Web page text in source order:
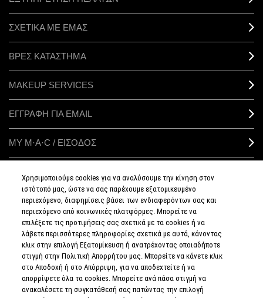
ΣΧΕΤΙΚΑ ΜΕ ΕΜΑΣ
ΒΡΕΣ ΚΑΤΑΣΤΗΜΑ
MAKEUP SERVICES
ΕΓΓΡΑΦΗ ΓΙΑ EMAIL
ΜΥ M·A·C / ΕΙΣΟΔΟΣ
ΣΥΝΔΕΘΕΙΤΕ
ΠΟΛΙΤΙΚΗ
ΑΠΟΡΡΗΤΟΥ
ΟΡΟΙ &
ΠΡΟΥΠΟΘΕΣΕΙΣ
ΟΡΟΙ
Χρησιμοποιούμε cookies για να αναλύσουμε την κίνηση στον
ιστότοπό μας, ώστε να σας παρέχουμε εξατομικευμένο
περιεχόμενο, διαφημίσεις βάσει των ενδιαφερόντων σας και
περιεχόμενο από κοινωνικές πλατφόρμες. Μπορείτε να
επιλέξετε τις προτιμήσεις σας σχετικά με τα cookies ή να
λάβετε περισσότερες πληροφορίες σχετικά με αυτά, κάνοντας
κλικ στην επιλογή Εξατομίκευση ή ανατρέχοντας οποιαδήποτε
στιγμή στην Πολιτική Απορρήτου μας. Μπορείτε να κάνετε κλικ
στο Αποδοχή ή στο Απόρριψη, για να αποδεχτείτε ή να
απορρίψετε όλα τα cookies. Μπορείτε ανά πάσα στιγμή να
ανακαλέσετε τη συγκατάθεσή σας πατώντας την επιλογή